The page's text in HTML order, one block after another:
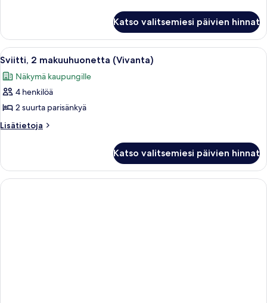
makuuhuone
(Vivanta)
Katso valitsemiesi päivien hinnat
Avaa
kaikki
huonetyypin
Sviitti,
2
makuuhuonetta
Ruokailutila, jossa on
3
Sviitti, 2 makuuhuonetta (Vivanta)
Näkymä kaupungille
4 henkilöä
2 suurta parisänkyä
Lisätietoja
Lisätietoja
makuuhuonetta
(Vivanta)
Katso valitsemiesi päivien hinnat